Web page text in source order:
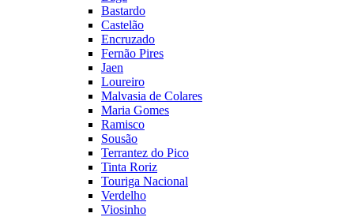
Bastardo
Castelão
Encruzado
Fernão Pires
Jaen
Loureiro
Malvasia de Colares
Maria Gomes
Ramisco
Sousão
Terrantez do Pico
Tinta Roriz
Touriga Nacional
Verdelho
Viosinho